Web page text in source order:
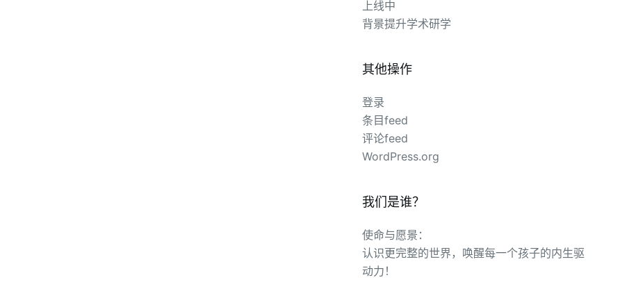
上线中
背景提升学术研学
其他操作
登录
条目feed
评论feed
WordPress.org
我们是谁？
使命与愿景：
认识更完整的世界，唤醒每一个孩子的内生驱
动力！